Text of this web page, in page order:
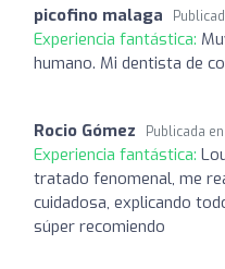
picofino malaga
Experiencia fantástica:
humano. Mi dentista de
Rocio Gómez Publicada en
Experiencia fantástica:
tratado fenomenal, me
cuidadosa, explicando
súper recomiendo